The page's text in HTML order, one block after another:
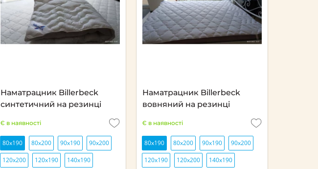
Наматрацник Billerbeck
синтетичний на резинці
Є в наявності
80х190 80х200 90х190 90х200
120х200 120х190 140х190
Наматрацник Billerbeck
вовняний на резинці
Є в наявності
80х190 80х200 90х190 90х200
120х190 120х200 140х190